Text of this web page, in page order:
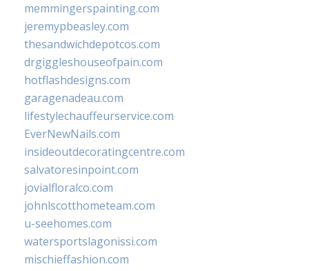
memmingerspainting.com
jeremypbeasley.com
thesandwichdepotcos.com
drgiggleshouseofpain.com
hotflashdesigns.com
garagenadeau.com
lifestylechauffeurservice.com
EverNewNails.com
insideoutdecoratingcentre.com
salvatoresinpoint.com
jovialfloralco.com
johnlscotthometeam.com
u-seehomes.com
watersportslagonissi.com
mischieffashion.com